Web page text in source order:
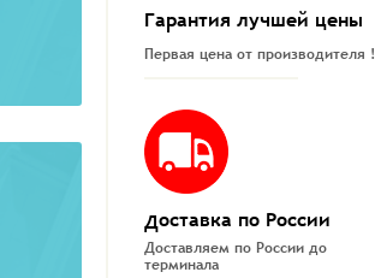
Гарантия лучшей цены
Первая цена от производителя !
Доставка по России
Доставляем по России до
терминала